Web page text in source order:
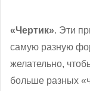
«Чертик». Эти
самую разную
желательно,
больше разных